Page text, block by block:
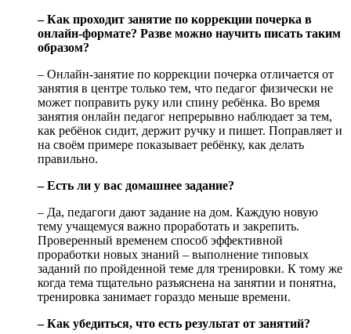
– Как проходит занятие по коррекции почерка в
онлайн-формате? Разве можно научить писать таким
образом?
– Онлайн-занятие по коррекции почерка отличается от
занятия в центре только тем, что педагог физически не
может поправить руку или спину ребёнка. Во время
занятия онлайн педагог непрерывно наблюдает за тем,
как ребёнок сидит, держит ручку и пишет. Поправляет и
на своём примере показывает ребёнку, как делать
правильно.
– Есть ли у вас домашнее задание?
– Да, педагоги дают задание на дом. Каждую новую
тему учащемуся важно проработать и закрепить.
Проверенный временем способ эффективной
проработки новых знаний – выполнение типовых
заданий по пройденной теме для тренировки. К тому же
когда тема тщательно разъяснена на занятии и понятна,
тренировка занимает гораздо меньше времени.
– Как убедиться, что есть результат от занятий?